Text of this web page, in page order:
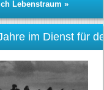
Lebenstraum »
im Dienst für